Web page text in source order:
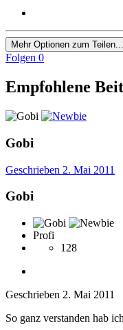
Mehr Optionen zum Teilen...
Folgen 0
Empfohlene
Gobi
Geschrieben 2. Mai 2011
Gobi
Profi
128
Geschrieben 2. Mai 2011
So ganz verstanden hab